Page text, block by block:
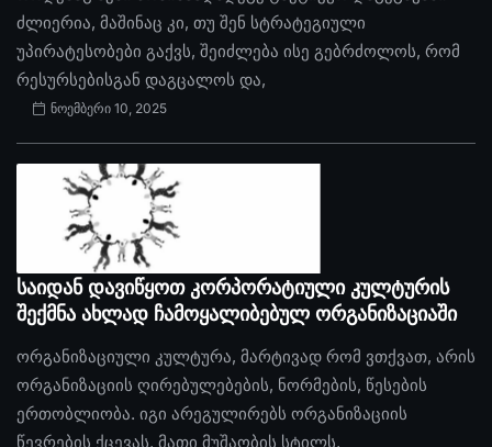
ძლიერია, მაშინაც კი, თუ შენ სტრატეგიული
უპირატესობები გაქვს, შეიძლება ისე გებრძოლოს, რომ
რესურსებისგან დაგცალოს და,
ნოემბერი 10, 2025
საიდან დავიწყოთ კორპორატიული კულტურის
შექმნა ახლად ჩამოყალიბებულ ორგანიზაციაში
ორგანიზაციული კულტურა, მარტივად რომ ვთქვათ, არის
ორგანიზაციის ღირებულებების, ნორმების, წესების
ერთობლიობა. იგი არეგულირებს ორგანიზაციის
წევრების ქცევას, მათი მუშაობის სტილს,